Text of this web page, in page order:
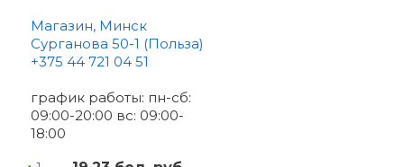
Магазин, Минск
Сурганова 50-1 (Польза)
+375 44 721 04 51
график работы: пн-сб:
09:00-20:00 вс: 09:00-
18:00